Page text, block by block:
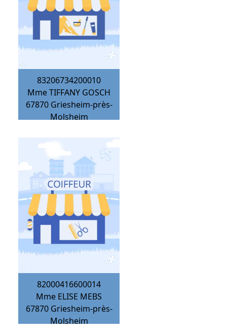
83206734200010
Mme TIFFANY GOSCH
67870 Griesheim-près-
Molsheim
82000416600014
Mme ELISE MEBS
67870 Griesheim-près-
Molsheim